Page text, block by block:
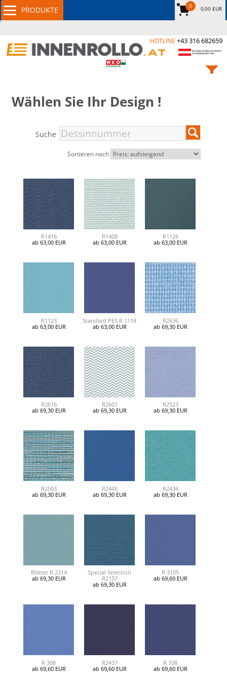
Wählen Sie Ihr Design !
Suche
Sortieren nach
R1416
ab 63,00 EUR
R1408
ab 63,00 EUR
R1126
ab 63,00 EUR
R1123
ab 63,00 EUR
Standard PES R 1118
ab 63,00 EUR
R2636
ab 69,30 EUR
R2616
ab 69,30 EUR
R2601
ab 69,30 EUR
R2523
ab 69,30 EUR
R2503
ab 69,30 EUR
R2445
ab 69,30 EUR
R2434
ab 69,30 EUR
Blätter R 2314
ab 69,30 EUR
Special Selection
R2157
ab 69,30 EUR
R 3105
ab 69,60 EUR
R 308
ab 69,60 EUR
R2437
ab 69,60 EUR
R 108
ab 69,60 EUR
0 0,00 EUR
HOTLINE +43 316 682659